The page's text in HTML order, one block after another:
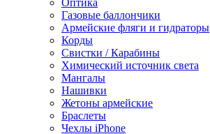
Оптика
Газовые баллончики
Армейские фляги и гидраторы
Корды
Свистки / Карабины
Химический источник света
Мангалы
Нашивки
Жетоны армейские
Браслеты
Чехлы iPhone